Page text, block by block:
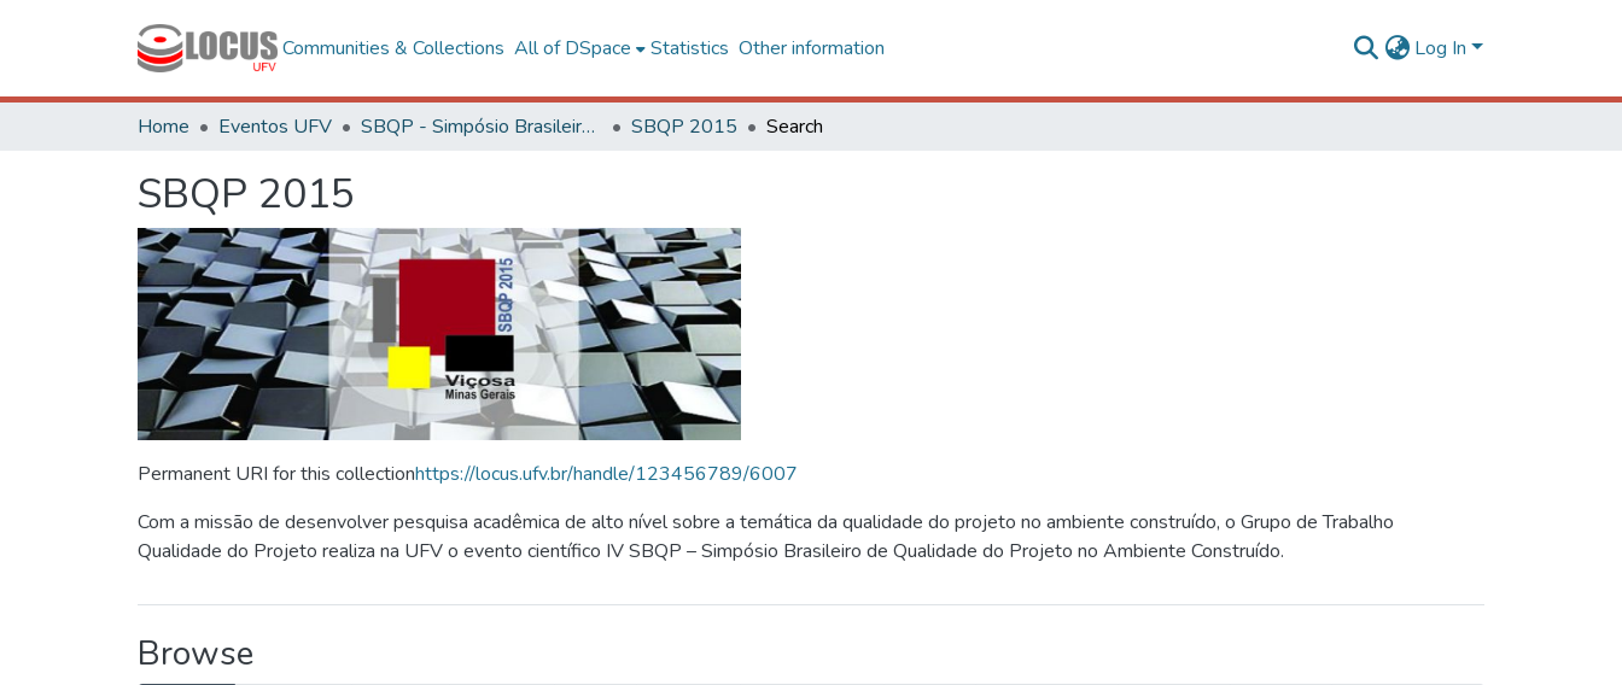
Communities & Collections All of DSpace Statistics Other information Log In
Home Eventos UFV SBQP - Simpósio Brasileiro de Qualidade do Projeto no Ambiente Construído SBQP 2015 Search
SBQP 2015
Permanent URI for this collectionhttps://locus.ufv.br/handle/123456789/6007
Com a missão de desenvolver pesquisa acadêmica de alto nível sobre a temática da qualidade do projeto no ambiente construído, o Grupo de Trabalho
Qualidade do Projeto realiza na UFV o evento científico IV SBQP – Simpósio Brasileiro de Qualidade do Projeto no Ambiente Construído.
Browse